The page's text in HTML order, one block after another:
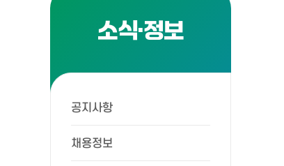
소식·정보
공지사항
채용정보